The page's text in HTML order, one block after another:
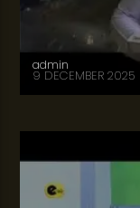
admin
9 DECEMBER 2025